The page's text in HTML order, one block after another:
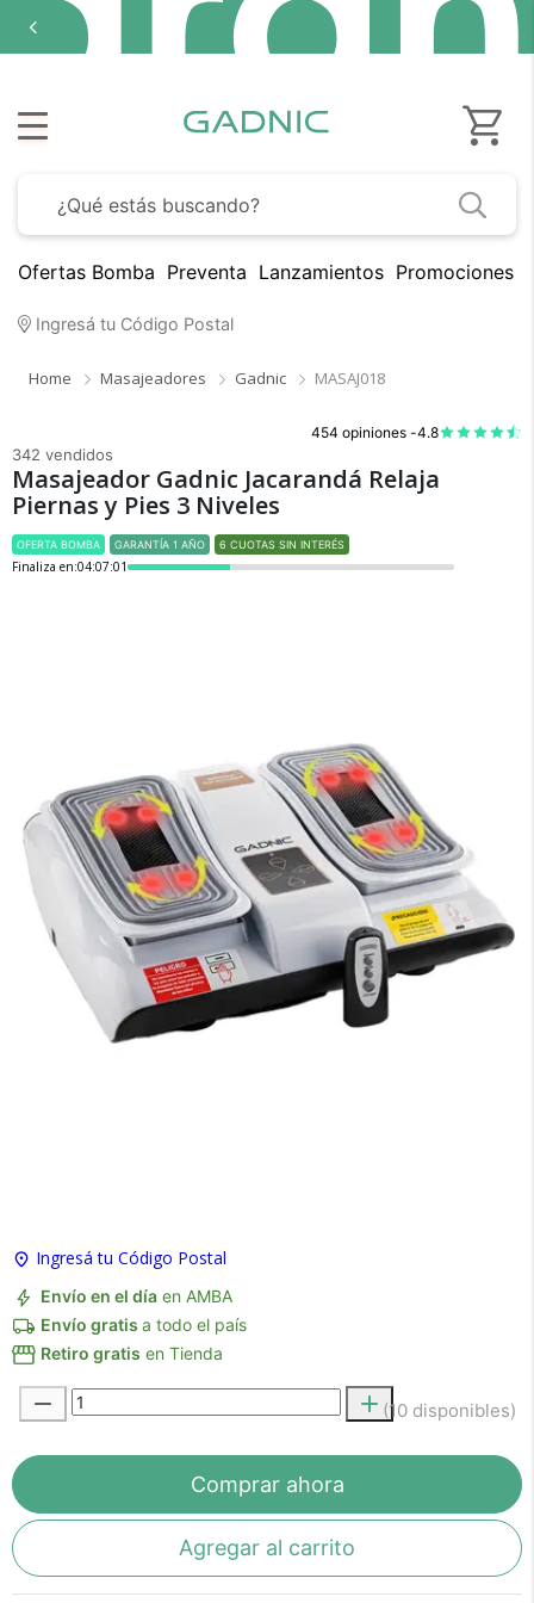
Ofertas Bomba Preventa Lanzamientos Promociones
Ingresá tu Código Postal
Home Masajeadores Gadnic MASAJ018
454 opiniones -4.8
342 vendidos
Masajeador Gadnic Jacarandá Relaja
Piernas y Pies 3 Niveles
OFERTA BOMBA GARANTÍA 1 AÑO 6 CUOTAS SIN INTERÉS
Finaliza en:04:07:00
Ingresá tu Código Postal
Envío en el día en AMBA
Envío gratis a todo el país
Retiro gratis en Tienda
(10 disponibles)
Comprar ahora
Agregar al carrito
En Bidcom te aseguramos recibir el producto
que esperabas o te devolvemos el 100% de tu